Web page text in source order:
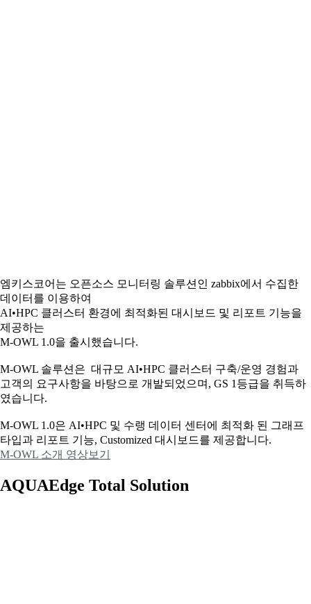
엠키스코어는 오픈소스 모니터링 솔루션인 zabbix에서 수집한
데이터를 이용하여
AI•HPC 클러스터 환경에 최적화된 대시보드 및 리포트 기능을
제공하는
M-OWL 1.0을 출시했습니다.
M-OWL 솔루션은 대규모 AI•HPC 클러스터 구축/운영 경험과
고객의 요구사항을 바탕으로 개발되었으며, GS 1등급을 취득하
였습니다.
M-OWL 1.0은 AI•HPC 및 수랭 데이터 센터에 최적화 된 그래프
타입과 리포트 기능, Customized 대시보드를 제공합니다.
M-OWL 소개 영상보기
AQUAEdge Total Solution